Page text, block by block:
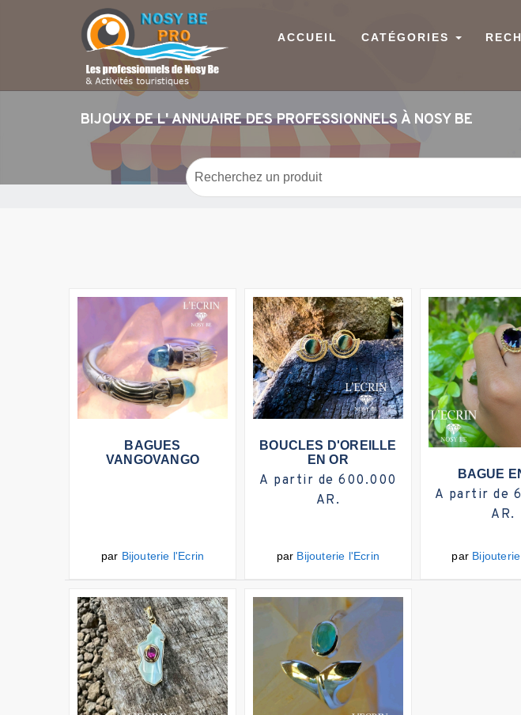
ACCUEIL CATÉGORIES
BIJOUX DE L' ANNUAIRE DES PROFESSIONNELS À NOSY BE
Plus d'infos
BAGUES
VANGOVANGO
par Bijouterie l'Ecrin
Plus d'infos
BOUCLES D'OREILLE
EN OR
A partir de 600.000
AR.
par Bijouterie l'Ecrin
BAGUE
A partir de
AR.
par